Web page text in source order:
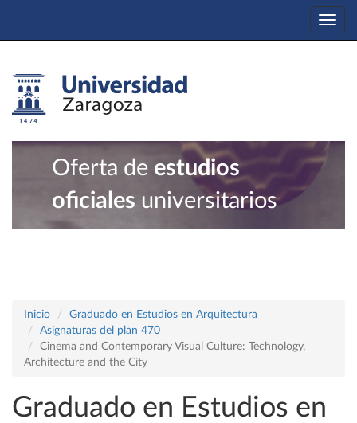
Oferta de estudios
oficiales universitarios
Inicio
Graduado en Estudios en Arquitectura
Asignaturas del plan 470
Cinema and Contemporary Visual Culture: Technology,
Architecture and the City
Graduado en Estudios en